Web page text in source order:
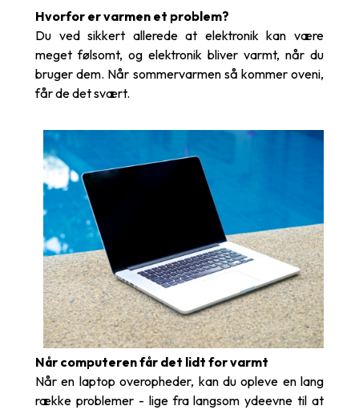
Hvorfor er varmen et problem?
Du ved sikkert allerede at elektronik kan være
meget følsomt, og elektronik bliver varmt, når du
bruger dem. Når sommervarmen så kommer oveni,
får de det svært.
Når computeren får det lidt for varmt
Når en laptop overopheder, kan du opleve en lang
række problemer - lige fra langsom ydeevne til at